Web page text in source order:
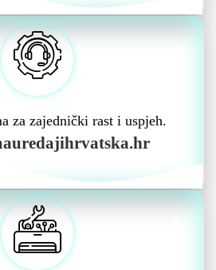
za zajednički rast i uspjeh.